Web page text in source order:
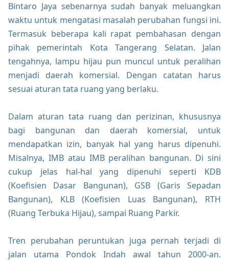
Bintaro Jaya sebenarnya sudah banyak meluangkan
waktu untuk mengatasi masalah perubahan fungsi ini.
Termasuk beberapa kali rapat pembahasan dengan
pihak pemerintah Kota Tangerang Selatan. Jalan
tengahnya, lampu hijau pun muncul untuk peralihan
menjadi daerah komersial. Dengan catatan harus
sesuai aturan tata ruang yang berlaku.
Dalam aturan tata ruang dan perizinan, khususnya
bagi bangunan dan daerah komersial, untuk
mendapatkan izin, banyak hal yang harus dipenuhi.
Misalnya, IMB atau IMB peralihan bangunan. Di sini
cukup jelas hal-hal yang dipenuhi seperti KDB
(Koefisien Dasar Bangunan), GSB (Garis Sepadan
Bangunan), KLB (Koefisien Luas Bangunan), RTH
(Ruang Terbuka Hijau), sampai Ruang Parkir.
Tren perubahan peruntukan juga pernah terjadi di
jalan utama Pondok Indah awal tahun 2000-an.